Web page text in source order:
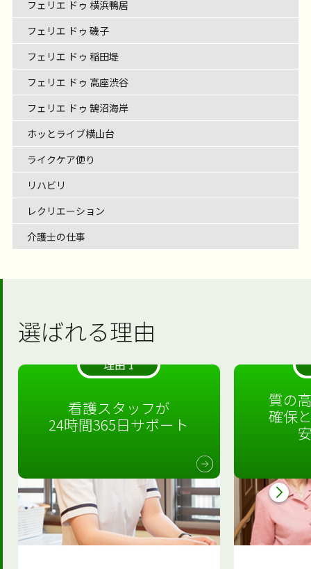
フェリエ ドゥ 横浜鴨居
フェリエ ドゥ 磯子
フェリエ ドゥ 稲田堤
フェリエ ドゥ 高座渋谷
フェリエ ドゥ 鵠沼海岸
ホッとライブ横山台
ライクケア便り
リハビリ
レクリエーション
介護士の仕事
選ばれる理由
理由 1
看護スタッフが
24時間365日サポート
質の
確保